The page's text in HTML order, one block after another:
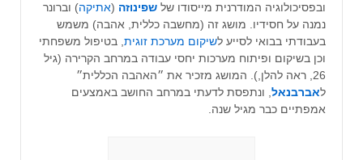
ובפסיכולוגיה המודרנית מייסודו של שפינוזה (אתיקה) וברונר
נמנה על חסידיו. מושג זה (מחשבה כללית, אהבה) משמש
בעבודתי בבואי לסייע לשיקום מערכת זוגית, בטיפול משפחתי
וכן בשיקום ופיתוח מערכות יחסי עבודה במרחב הקרירה (גיל
26, ראה להלן,). המושג מזכיר את ״האהבה הכללית״
לאברבנאל, ונתפסת לדעתי במרחב החושב באמצעים
אמפתיים כבר מגיל שנה.